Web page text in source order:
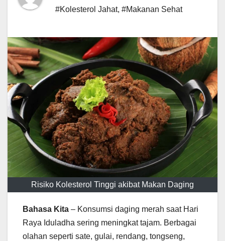
#Kolesterol Jahat, #Makanan Sehat
Risiko Kolesterol Tinggi akibat Makan Daging
Bahasa Kita – Konsumsi daging merah saat Hari
Raya Iduladha sering meningkat tajam. Berbagai
olahan seperti sate, gulai, rendang, tongseng,